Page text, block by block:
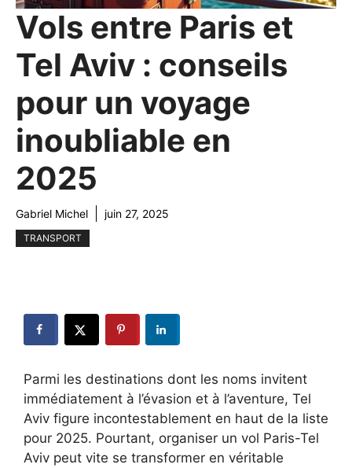
Vols entre Paris et
Tel Aviv : conseils
pour un voyage
inoubliable en
2025
Gabriel Michel juin 27, 2025
TRANSPORT
Parmi les destinations dont les noms invitent
immédiatement à l’évasion et à l’aventure, Tel
Aviv figure incontestablement en haut de la liste
pour 2025. Pourtant, organiser un vol Paris-Tel
Aviv peut vite se transformer en véritable